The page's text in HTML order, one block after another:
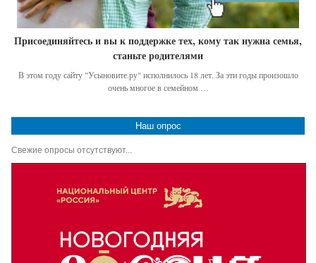
Присоединяйтесь и вы к поддержке тех, кому так нужна семья,
станьте родителями
В этом году сайту "Усыновите.ру" исполнилось 18 лет. За эти годы произошло
очень многое в семейном …
Наш опрос
Свежие опросы отсутствуют...